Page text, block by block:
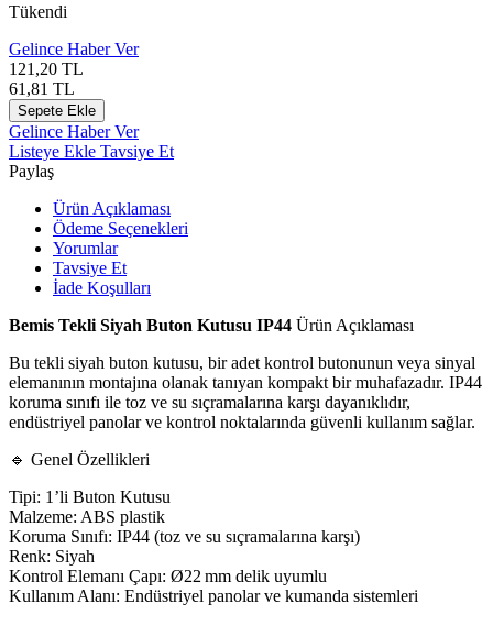
Tükendi
Gelince Haber Ver
121,20 TL
61,81 TL
Sepete Ekle
Gelince Haber Ver
Listeye Ekle Tavsiye Et
Paylaş
Ürün Açıklaması
Ödeme Seçenekleri
Yorumlar
Tavsiye Et
İade Koşulları
Bemis Tekli Siyah Buton Kutusu IP44 Ürün Açıklaması
Bu tekli siyah buton kutusu, bir adet kontrol butonunun veya sinyal
elemanının montajına olanak tanıyan kompakt bir muhafazadır. IP44
koruma sınıfı ile toz ve su sıçramalarına karşı dayanıklıdır,
endüstriyel panolar ve kontrol noktalarında güvenli kullanım sağlar.
🔹 Genel Özellikleri
Tipi: 1’li Buton Kutusu
Malzeme: ABS plastik
Koruma Sınıfı: IP44 (toz ve su sıçramalarına karşı)
Renk: Siyah
Kontrol Elemanı Çapı: Ø22 mm delik uyumlu
Kullanım Alanı: Endüstriyel panolar ve kumanda sistemleri